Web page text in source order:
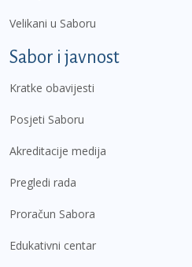
Velikani u Saboru
Sabor i javnost
Kratke obavijesti
Posjeti Saboru
Akreditacije medija
Pregledi rada
Proračun Sabora
Edukativni centar